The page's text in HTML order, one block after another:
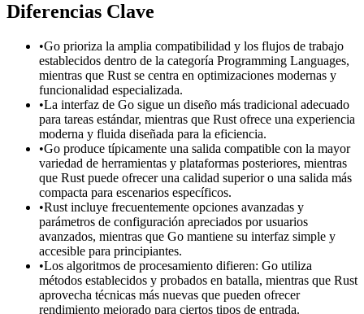
Diferencias Clave
•Go prioriza la amplia compatibilidad y los flujos de trabajo
establecidos dentro de la categoría Programming Languages,
mientras que Rust se centra en optimizaciones modernas y
funcionalidad especializada.
•La interfaz de Go sigue un diseño más tradicional adecuado
para tareas estándar, mientras que Rust ofrece una experiencia
moderna y fluida diseñada para la eficiencia.
•Go produce típicamente una salida compatible con la mayor
variedad de herramientas y plataformas posteriores, mientras
que Rust puede ofrecer una calidad superior o una salida más
compacta para escenarios específicos.
•Rust incluye frecuentemente opciones avanzadas y
parámetros de configuración apreciados por usuarios
avanzados, mientras que Go mantiene su interfaz simple y
accesible para principiantes.
•Los algoritmos de procesamiento difieren: Go utiliza
métodos establecidos y probados en batalla, mientras que Rust
aprovecha técnicas más nuevas que pueden ofrecer
rendimiento mejorado para ciertos tipos de entrada.